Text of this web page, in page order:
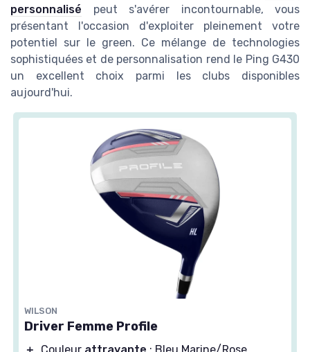
personnalisé peut s'avérer incontournable, vous
présentant l'occasion d'exploiter pleinement votre
potentiel sur le green. Ce mélange de technologies
sophistiquées et de personnalisation rend le Ping G430
un excellent choix parmi les clubs disponibles
aujourd'hui.
WILSON
Driver Femme Profile